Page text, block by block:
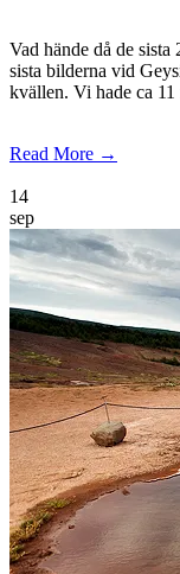
Vad hände då de
sista bilderna vid
kvällen. Vi hade ca
Read More →
14
sep